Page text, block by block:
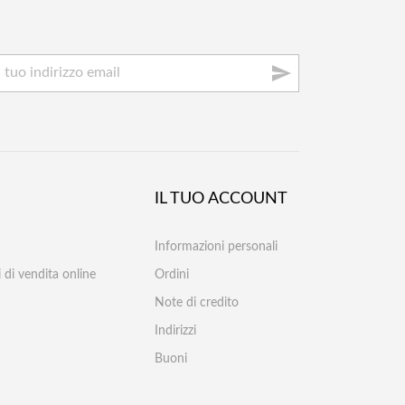

di vendita online
IL TUO ACCOUNT
Informazioni personali
Ordini
Note di credito
Indirizzi
Buoni